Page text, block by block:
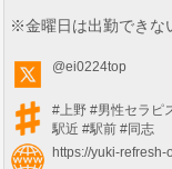
※金曜日は出勤できな
@ei0224top
#上野 #男性セラピ
駅近 #駅前 #同志
https://yuki-